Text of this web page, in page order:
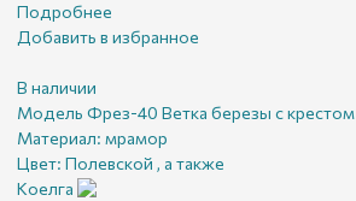
Подробнее
Добавить в избранное
В наличии
Модель Фрез-40 Ветка березы с крестом
Материал: мрамор
Цвет: Полевской , а также
Коелга